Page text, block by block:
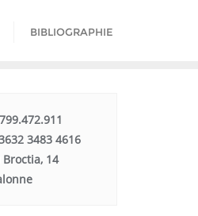
BIBLIOGRAPHIE
3483 4616
14